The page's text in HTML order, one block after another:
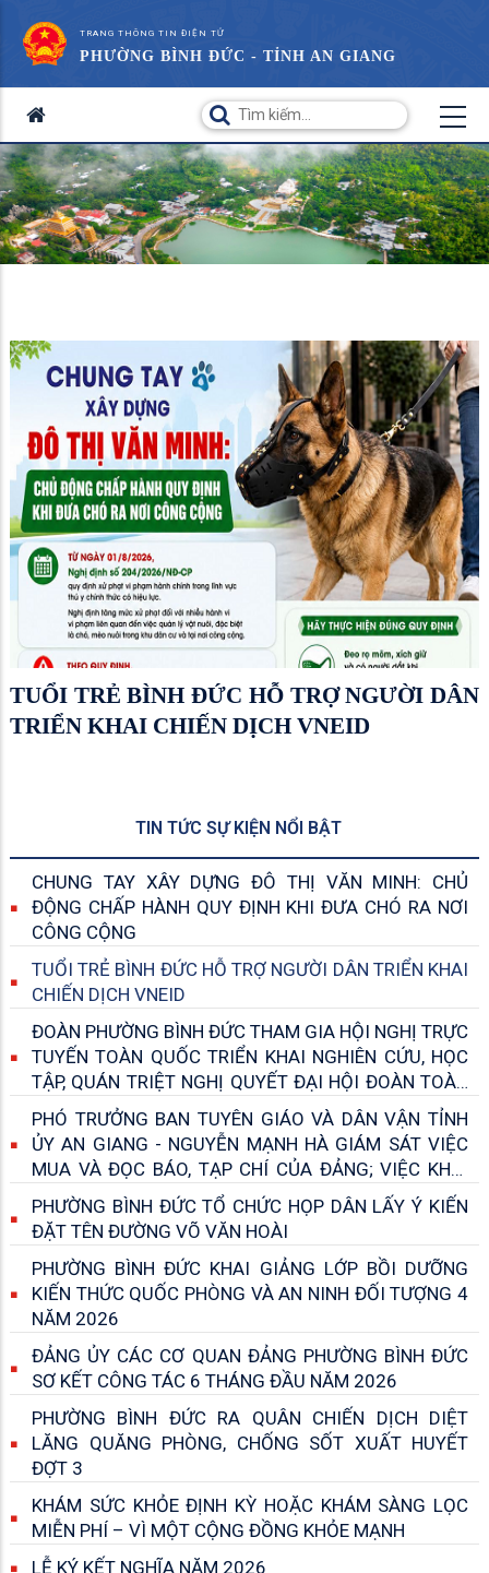
TRANG THÔNG TIN ĐIỆN TỬ
PHƯỜNG BÌNH ĐỨC - TỈNH AN GIANG
TUỔI TRẺ BÌNH ĐỨC HỖ TRỢ NGƯỜI DÂN
TRIỂN KHAI CHIẾN DỊCH VNEID
TIN TỨC SỰ KIỆN NỔI BẬT
CHUNG TAY XÂY DỰNG ĐÔ THỊ VĂN MINH: CHỦ
ĐỘNG CHẤP HÀNH QUY ĐỊNH KHI ĐƯA CHÓ RA NƠI
CÔNG CỘNG
TUỔI TRẺ BÌNH ĐỨC HỖ TRỢ NGƯỜI DÂN TRIỂN KHAI
CHIẾN DỊCH VNEID
ĐOÀN PHƯỜNG BÌNH ĐỨC THAM GIA HỘI NGHỊ TRỰC
TUYẾN TOÀN QUỐC TRIỂN KHAI NGHIÊN CỨU, HỌC
TẬP, QUÁN TRIỆT NGHỊ QUYẾT ĐẠI HỘI ĐOÀN TOÀN
QUỐC LẦN THỨ XIII, NHIỆM KỲ 2026 – 2031
PHÓ TRƯỞNG BAN TUYÊN GIÁO VÀ DÂN VẬN TỈNH
ỦY AN GIANG - NGUYỄN MẠNH HÀ GIÁM SÁT VIỆC
MUA VÀ ĐỌC BÁO, TẠP CHÍ CỦA ĐẢNG; VIỆC KHAI
THÁC, SỬ DỤNG BẢN TIN THÔNG TIN NỘI BỘ
PHƯỜNG BÌNH ĐỨC TỔ CHỨC HỌP DÂN LẤY Ý KIẾN
ĐẶT TÊN ĐƯỜNG VÕ VĂN HOÀI
PHƯỜNG BÌNH ĐỨC KHAI GIẢNG LỚP BỒI DƯỠNG
KIẾN THỨC QUỐC PHÒNG VÀ AN NINH ĐỐI TƯỢNG 4
NĂM 2026
ĐẢNG ỦY CÁC CƠ QUAN ĐẢNG PHƯỜNG BÌNH ĐỨC
SƠ KẾT CÔNG TÁC 6 THÁNG ĐẦU NĂM 2026
PHƯỜNG BÌNH ĐỨC RA QUÂN CHIẾN DỊCH DIỆT
LĂNG QUĂNG PHÒNG, CHỐNG SỐT XUẤT HUYẾT
ĐỢT 3
KHÁM SỨC KHỎE ĐỊNH KỲ HOẶC KHÁM SÀNG LỌC
MIỄN PHÍ – VÌ MỘT CỘNG ĐỒNG KHỎE MẠNH
LỄ KÝ KẾT NGHĨA NĂM 2026